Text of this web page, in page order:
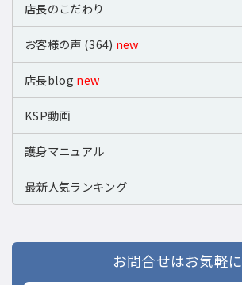
店長のこだわり
お客様の声 (364) new
店長blog new
KSP動画
護身マニュアル
最新人気ランキング
お問合せはお気軽に